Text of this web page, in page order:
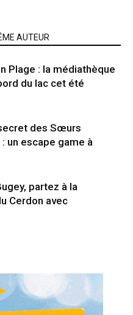
AUTEUR
Plage : la médiathèque
du lac cet été
des Sœurs
un escape game à
partez à la
Cerdon avec